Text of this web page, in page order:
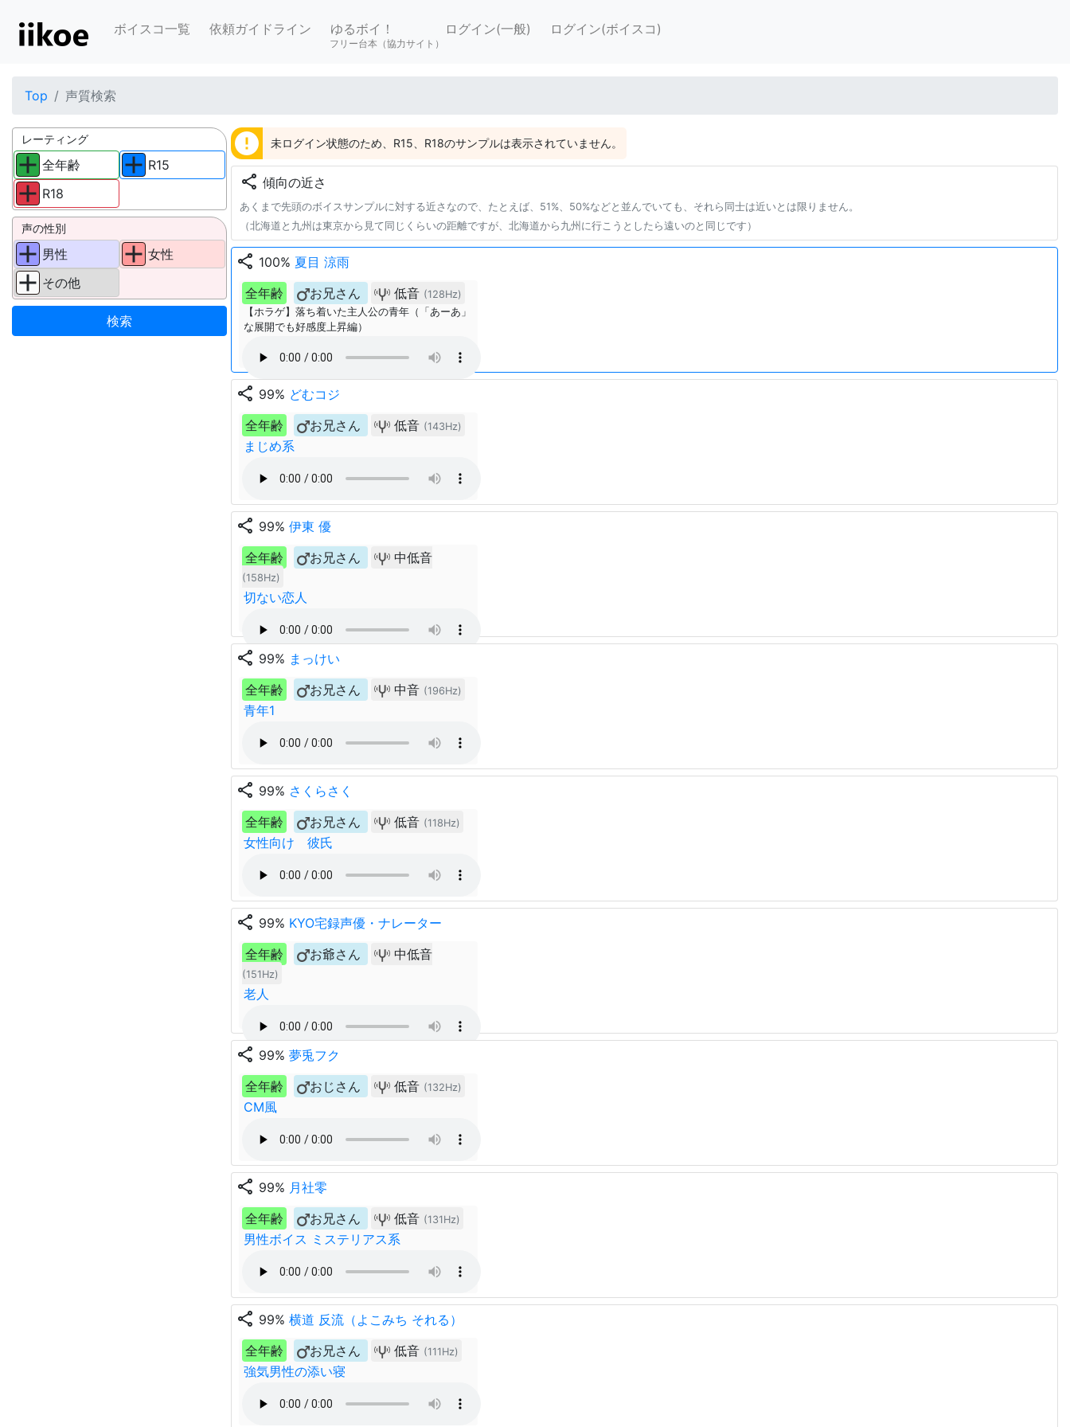
ボイスコ一覧 依頼ガイドライン ゆるボイ！
フリー台本（協力サイト）
ログイン(一般) ログイン(ボイスコ)
Top 声質検索
レーティング
全年齢
R18
R15
声の性別
男性
その他
女性
error 未ログイン状態のため、R15、R18のサンプルは表示されていません。
share 傾向の近さ
あくまで先頭のボイスサンプルに対する近さなので、たとえば、51%、50%などと並んでいても、それら同士は近いとは限りません。
（北海道と九州は東京から見て同じくらいの距離ですが、北海道から九州に行こうとしたら遠いのと同じです）
share 100% 夏目 涼雨
全年齢
お兄さん 低音 (128Hz)
【ホラゲ】落ち着いた主人公の青年（「あーあ」
な展開でも好感度上昇編）
share 99% どむコジ
全年齢
お兄さん 低音 (143Hz)
まじめ系
share 99% 伊東 優
全年齢
お兄さん 中低音
(158Hz)
切ない恋人
share 99% まっけい
全年齢
お兄さん 中音 (196Hz)
青年1
share 99% さくらさく
全年齢
お兄さん 低音 (118Hz)
女性向け 彼氏
share 99% KYO宅録声優・ナレーター
全年齢
お爺さん 中低音
(151Hz)
老人
share 99% 夢兎フク
全年齢
おじさん 低音 (132Hz)
CM風
share 99% 月社零
全年齢
お兄さん 低音 (131Hz)
男性ボイス ミステリアス系
share 99% 横道 反流（よこみち それる）
全年齢
お兄さん 低音 (111Hz)
強気男性の添い寝